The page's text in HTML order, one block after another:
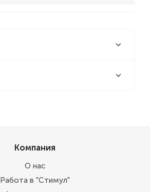
Компания
О нас
Работа в "Стимул"